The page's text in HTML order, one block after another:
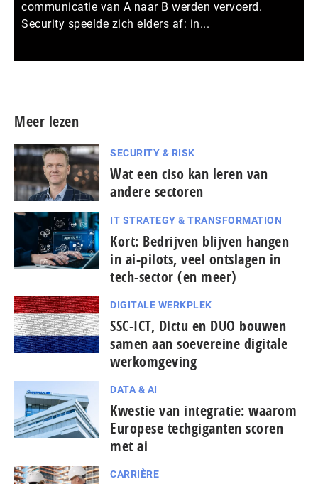
communicatie van A naar B werden vervoerd.
Security speelde zich elders af: in...
Meer lezen
SECURITY & RISK
Wat een ciso kan leren van
andere sectoren
IT STRATEGY & TRANSFORMATION
Kort: Bedrijven blijven hangen
in ai-pilots, veel ontslagen in
tech-sector (en meer)
DIGITALE WERKPLEK
SSC-ICT, Dictu en DUO bouwen
samen aan soevereine digitale
werkomgeving
DATA & AI
Kwestie van integratie: waarom
Europese tech­gi­gan­ten scoren
met ai
CARRIÈRE